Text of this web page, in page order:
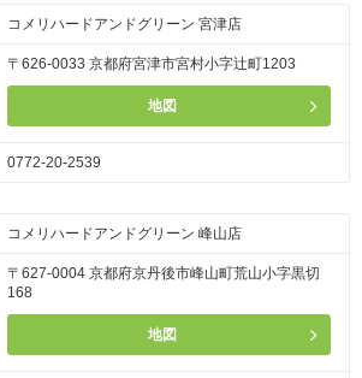
コメリハードアンドグリーン 宮津店
〒626-0033 京都府宮津市宮村小字辻町1203
地図
0772-20-2539
コメリハードアンドグリーン 峰山店
〒627-0004 京都府京丹後市峰山町荒山小字黒切
168
地図